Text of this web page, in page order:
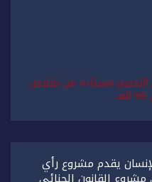
التخييم مستاءة من تقليص
يقدم مشروع رأي